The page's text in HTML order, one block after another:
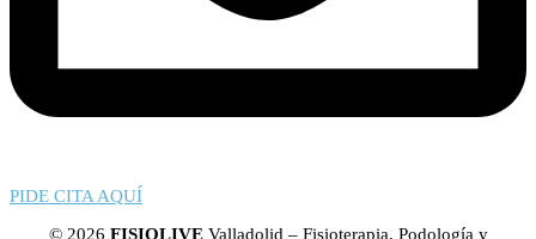
PIDE CITA AQUÍ
© 2026 FISIOLIVEValladolid – Fisioterapia, Podología y